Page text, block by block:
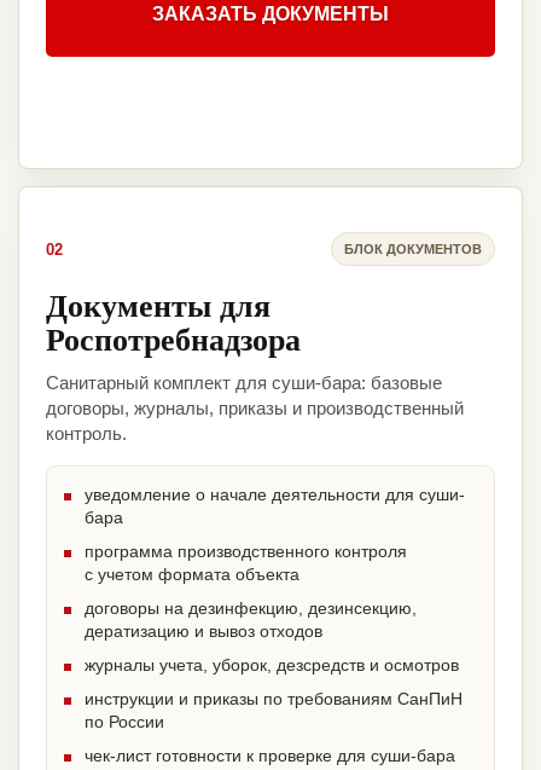
ЗАКАЗАТЬ ДОКУМЕНТЫ
02 БЛОК ДОКУМЕНТОВ
Документы для
Роспотребнадзора
Санитарный комплект для суши-бара: базовые
договоры, журналы, приказы и производственный
контроль.
уведомление о начале деятельности для суши-
бара
программа производственного контроля
с учетом формата объекта
договоры на дезинфекцию, дезинсекцию,
дератизацию и вывоз отходов
журналы учета, уборок, дезсредств и осмотров
инструкции и приказы по требованиям СанПиН
по России
чек-лист готовности к проверке для суши-бара